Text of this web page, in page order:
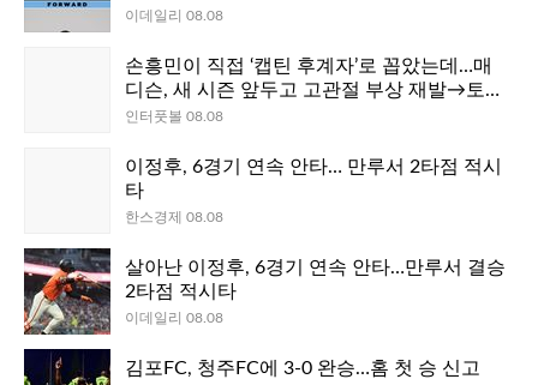
이데일리 08.08
손흥민이 직접 ‘캡틴 후계자’로 꼽았는데…매
디슨, 새 시즌 앞두고 고관절 부상 재발→토트
넘은 상태 관리, 개막전 명단 포함 기대
인터풋볼 08.08
이정후, 6경기 연속 안타… 만루서 2타점 적시
타
한스경제 08.08
살아난 이정후, 6경기 연속 안타…만루서 결승
2타점 적시타
이데일리 08.08
김포FC, 청주FC에 3-0 완승…홈 첫 승 신고